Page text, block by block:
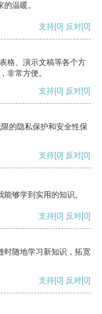
温暖。
支持[0] 反对[0]
格、演示文稿等各个方
非常方便。
支持[0] 反对[0]
的隐私保护和安全性保
支持[0] 反对[0]
够学到实用的知识。
支持[0] 反对[0]
时随地学习新知识，拓宽
支持[0] 反对[0]